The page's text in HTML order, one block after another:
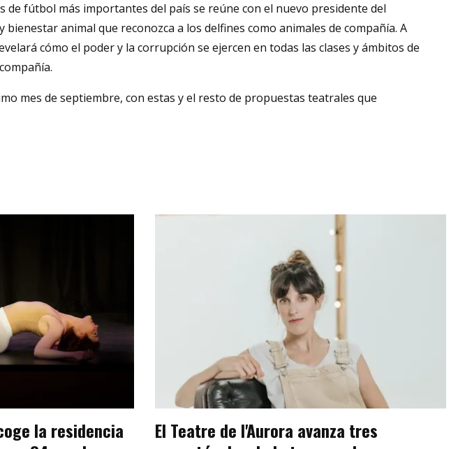
de fútbol más importantes del país se reúne con el nuevo presidente del
animal que reconozca a los delfines como animales de compañía. A
cómo el poder y la corrupción se ejercen en todas las clases y ámbitos de
mes de septiembre, con estas y el resto de propuestas teatrales que
la residencia
El Teatre de l'Aurora avanza tres